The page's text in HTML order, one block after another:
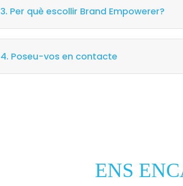
3. Per què escollir Brand Empowerer?
4. Poseu-vos en contacte
ENS